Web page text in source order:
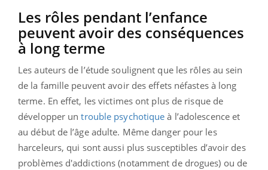
Les rôles pendant l’enfance
peuvent avoir des conséquences
à long terme
Les auteurs de l’étude soulignent que les rôles au sein
de la famille peuvent avoir des effets néfastes à long
terme. En effet, les victimes ont plus de risque de
développer untrouble psychotique à l’adolescence et
au début de l’âge adulte. Même danger pour les
harceleurs, qui sont aussi plus susceptibles d’avoir des
problèmes d'addictions (notamment de drogues) ou de